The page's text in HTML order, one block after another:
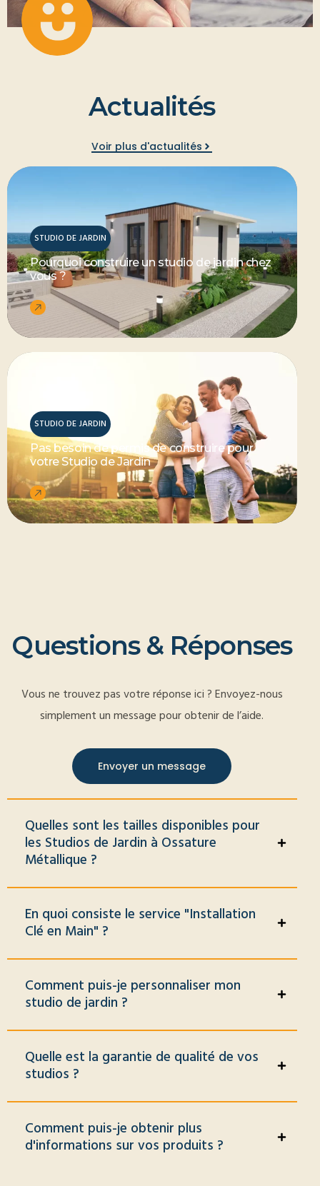
Actualités
Voir plus d'actualités
STUDIO DE JARDIN
Pourquoi construire un studio de jardin chez
vous ?
STUDIO DE JARDIN
Pas besoin de permis de construire pour
votre Studio de Jardin
Questions & Réponses
Vous ne trouvez pas votre réponse ici ? Envoyez-nous
simplement un message pour obtenir de l’aide.
Envoyer un message
Quelles sont les tailles disponibles pour
les Studios de Jardin à Ossature
Métallique ?
En quoi consiste le service "Installation
Clé en Main" ?
Comment puis-je personnaliser mon
studio de jardin ?
Quelle est la garantie de qualité de vos
studios ?
Comment puis-je obtenir plus
d'informations sur vos produits ?